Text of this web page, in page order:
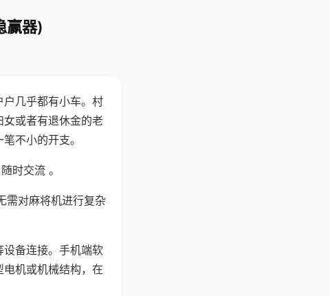
赢器)
几乎都有小车。村
女或者有退休金的老
不小的开支。
时交流 。
需对麻将机进行复杂
备连接。手机端软
机或机械结构，在